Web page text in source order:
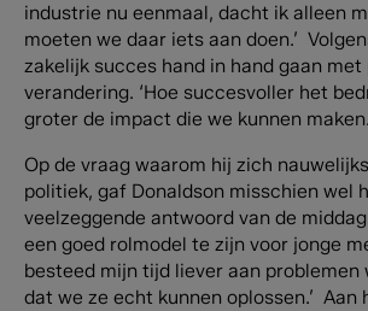
industrie nu eenmaal, dacht ik alleen
moeten we daar iets aan doen.’
zakelijk succes hand in hand gaan met
verandering. ‘Hoe succesvoller het
groter de impact die we kunnen
Op de vraag waarom hij zich
politiek, gaf Donaldson misschien wel
veelzeggende antwoord van de
een goed rolmodel te zijn voor jonge
besteed mijn tijd liever aan problemen
dat we ze echt kunnen oplossen.’ Aan